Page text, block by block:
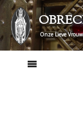
Skip
to
content
Onze Lieve